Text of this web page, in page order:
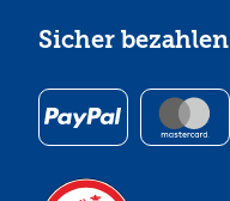
Sicher bezahlen